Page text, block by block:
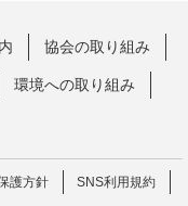
協会の取り組み
環境への取り組み
護方針
SNS利用規約